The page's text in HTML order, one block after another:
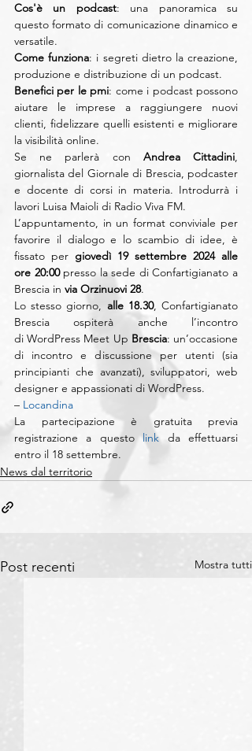
Cos'è un podcast: una panoramica su
questo formato di comunicazione dinamico e
versatile.
Come funziona: i segreti dietro la creazione,
produzione e distribuzione di un podcast.
Benefici per le pmi: come i podcast possono
aiutare le imprese a raggiungere nuovi
clienti, fidelizzare quelli esistenti e migliorare
la visibilità online.
Se ne parlerà con Andrea Cittadini,
giornalista del Giornale di Brescia, podcaster
e docente di corsi in materia. Introdurrà i
lavori Luisa Maioli di Radio Viva FM.
L’appuntamento, in un format conviviale per
favorire il dialogo e lo scambio di idee, è
fissato per giovedì 19 settembre 2024 alle
ore 20:00 presso la sede di Confartigianato a
Brescia in via Orzinuovi 28.
Lo stesso giorno, alle 18.30, Confartigianato
Brescia ospiterà anche l’incontro
di WordPress Meet Up Brescia: un’occasione
di incontro e discussione per utenti (sia
principianti che avanzati), sviluppatori, web
designer e appassionati di WordPress.
– Locandina
La partecipazione è gratuita previa
registrazione a questo link da effettuarsi
entro il 18 settembre.
News dal territorio
Post recenti Mostra tutti